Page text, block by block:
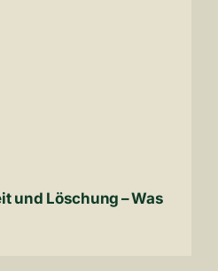
und Löschung – Was